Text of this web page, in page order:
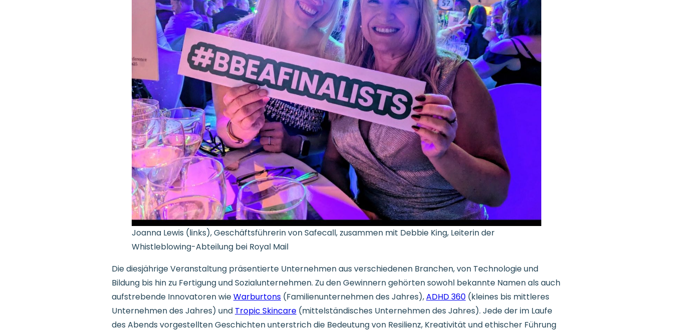
Joanna Lewis (links), Geschäftsführerin von Safecall, zusammen mit Debbie King, Leiterin der
Whistleblowing-Abteilung bei Royal Mail
Die diesjährige Veranstaltung präsentierte Unternehmen aus verschiedenen Branchen, von Technologie und
Bildung bis hin zu Fertigung und Sozialunternehmen. Zu den Gewinnern gehörten sowohl bekannte Namen als auch
aufstrebende Innovatoren wieWarburtons (Familienunternehmen des Jahres),ADHD 360 (kleines bis mittleres
Unternehmen des Jahres) und Tropic Skincare (mittelständisches Unternehmen des Jahres). Jede der im Laufe
des Abends vorgestellten Geschichten unterstrich die Bedeutung von Resilienz, Kreativität und ethischer Führung